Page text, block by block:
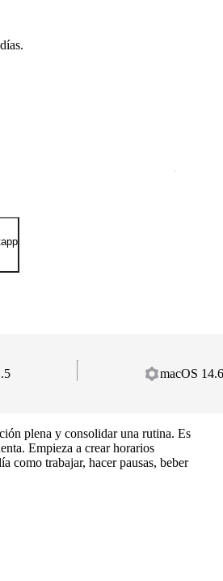
.
macOS
plena y consolidar una rutina. Es
Empieza a crear horarios
como trabajar, hacer pausas, beber